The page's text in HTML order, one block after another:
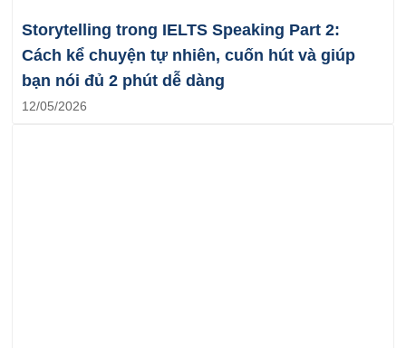
Storytelling trong IELTS Speaking Part 2:
Cách kể chuyện tự nhiên, cuốn hút và giúp
bạn nói đủ 2 phút dễ dàng
12/05/2026